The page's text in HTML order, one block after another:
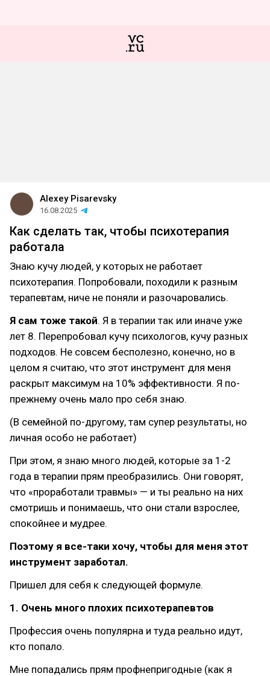
Alexey Pisarevsky
16.08.2025
Как сделать так, чтобы психотерапия
работала
Знаю кучу людей, у которых не работает
психотерапия. Попробовали, походили к разным
терапевтам, ниче не поняли и разочаровались.
Я сам тоже такой. Я в терапии так или иначе уже
лет 8. Перепробовал кучу психологов, кучу разных
подходов. Не совсем бесполезно, конечно, но в
целом я считаю, что этот инструмент для меня
раскрыт максимум на 10% эффективности. Я по-
прежнему очень мало про себя знаю.
(В семейной по-другому, там супер результаты, но
личная особо не работает)
При этом, я знаю много людей, которые за 1-2
года в терапии прям преобразились. Они говорят,
что «проработали травмы» — и ты реально на них
смотришь и понимаешь, что они стали взрослее,
спокойнее и мудрее.
Поэтому я все-таки хочу, чтобы для меня этот
инструмент заработал.
Пришел для себя к следующей формуле.
1. Очень много плохих психотерапевтов
Профессия очень популярна и туда реально идут,
кто попало.
Мне попадались прям профнепригодные (как я